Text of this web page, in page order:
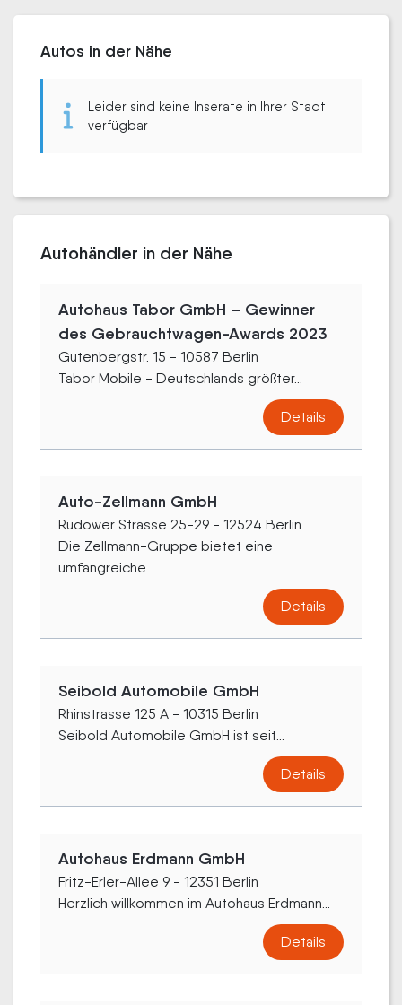
Autos in der Nähe
Leider sind keine Inserate in Ihrer Stadt
verfügbar
Autohändler in der Nähe
Autohaus Tabor GmbH – Gewinner
des Gebrauchtwagen-Awards 2023
Gutenbergstr. 15 - 10587 Berlin
Tabor Mobile - Deutschlands größter...
Details
Auto-Zellmann GmbH
Rudower Strasse 25-29 - 12524 Berlin
Die Zellmann-Gruppe bietet eine
umfangreiche...
Details
Seibold Automobile GmbH
Rhinstrasse 125 A - 10315 Berlin
Seibold Automobile GmbH ist seit...
Details
Autohaus Erdmann GmbH
Fritz-Erler-Allee 9 - 12351 Berlin
Herzlich willkommen im Autohaus Erdmann...
Details